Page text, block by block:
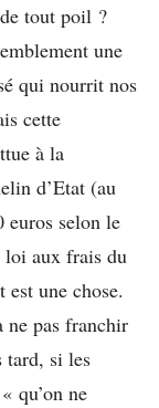
tout poil ?
une
qui nourrit nos
cette
à la
d’Etat (au
euros selon le
loi aux frais du
une chose.
ne pas franchir
tard, si les
qu’on ne